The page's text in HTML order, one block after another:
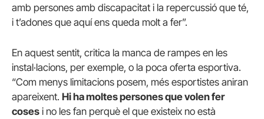
amb persones amb discapacitat i la repercussió que té,
i t’adones que aquí ens queda molt a fer”.
En aquest sentit, critica la manca de rampes en les
instal·lacions, per exemple, o la poca oferta esportiva.
“Com menys limitacions posem, més esportistes aniran
apareixent. Hi ha moltes persones que volen fer
coses i no les fan perquè el que existeix no està